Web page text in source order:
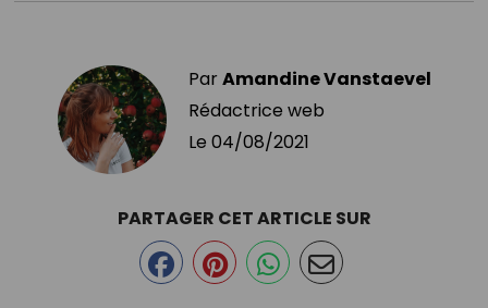
ParAmandine Vanstaevel
Rédactrice web
Le 04/08/2021
PARTAGER CET ARTICLE SUR